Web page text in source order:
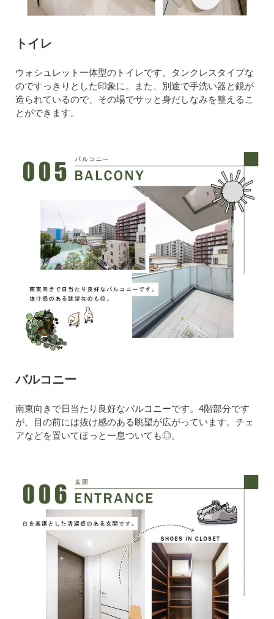
トイレ
ウォシュレット一体型のトイレです。タンクレスタイプな
のですっきりとした印象に。また、別途で手洗い器と鏡が
造られているので、その場でサッと身だしなみを整えるこ
とができます。
バルコニー
南東向きで日当たり良好なバルコニーです。4階部分です
が、目の前には抜け感のある眺望が広がっています。チェ
アなどを置いてほっと一息ついても◎。